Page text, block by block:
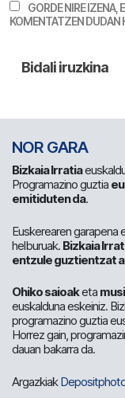
GORDE NIRE IZENA,
KOMENTATZEN DUDAN
NOR GARA
Bizkaia Irratia
Programazino guztia
emitiduten da.
Euskerearen garapena
helburuak. Bizkaia
entzule guztientzat
Ohiko saioaketa
euskalduna eskeiniz.
programazino guztia
Horrez gain,
dauan bakarra da.
Argazkiak